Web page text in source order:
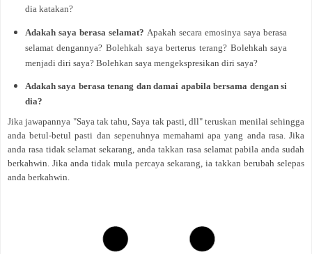
dia katakan?
Adakah saya berasa selamat? Apakah secara emosinya saya berasa
selamat dengannya? Bolehkah saya berterus terang? Bolehkah saya
menjadi diri saya? Bolehkan saya mengekspresikan diri saya?
Adakah saya berasa tenang dan damai apabila bersama dengan si
dia?
Jika jawapannya "Saya tak tahu, Saya tak pasti, dll" teruskan menilai sehingga
anda betul-betul pasti dan sepenuhnya memahami apa yang anda rasa. Jika
anda rasa tidak selamat sekarang, anda takkan rasa selamat pabila anda sudah
berkahwin. Jika anda tidak mula percaya sekarang, ia takkan berubah selepas
anda berkahwin.